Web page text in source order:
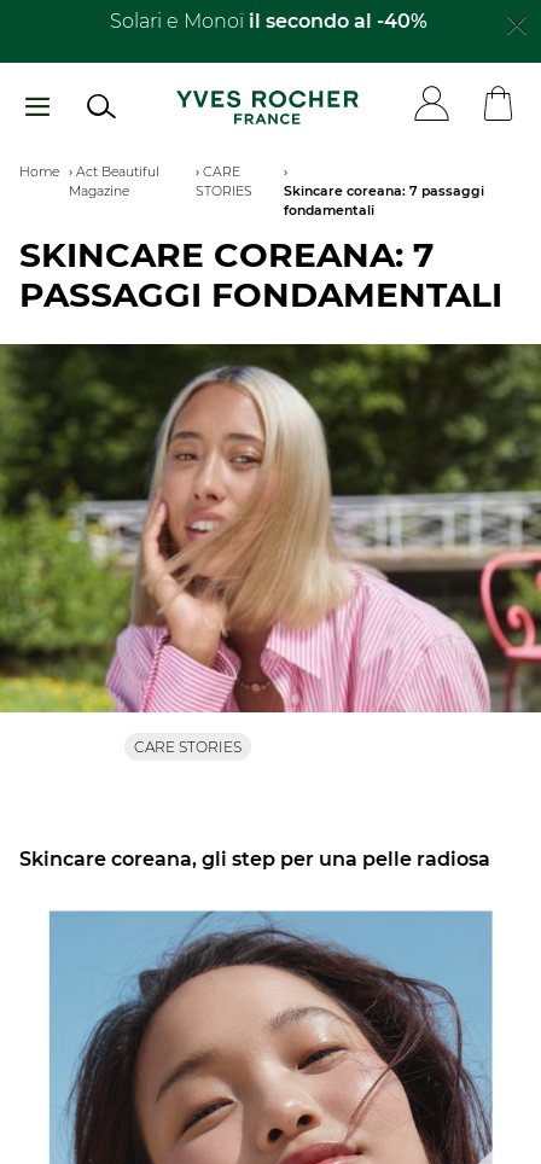
principale
Solari e Monoï il secondo al -40%​
Breadcrumb
Home
Act Beautiful
Magazine
CARE
STORIES
Skincare coreana: 7 passaggi
fondamentali
SKINCARE COREANA: 7
PASSAGGI FONDAMENTALI
CARE STORIES
Skincare coreana, gli step per una pelle radiosa